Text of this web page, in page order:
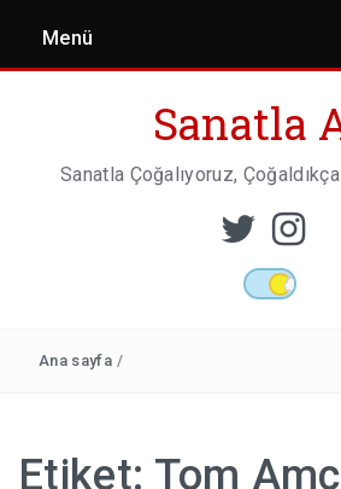
Menü
Sanatla
Sanatla Çoğalıyoruz,
Ana sayfa /
Etiket: Tom